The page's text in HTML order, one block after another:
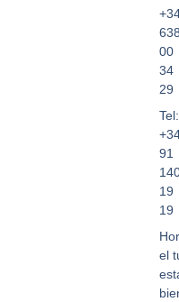
00
34
29
Tel:
91
19
19
el